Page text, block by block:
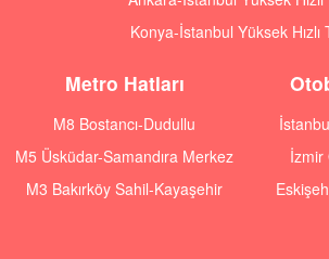
Konya-İstanbul Yüksek Hızlı
Metro Hatları
M8 Bostancı-Dudullu
M5 Üsküdar-Samandıra Merkez
M3 Bakırköy Sahil-Kayaşehir
İzmir